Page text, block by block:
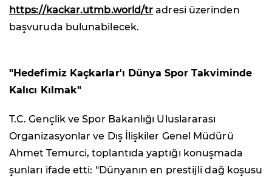
https://kackar.utmb.world/tr adresi üzerinden
başvuruda bulunabilecek.
"Hedefimiz Kaçkarlar'ı Dünya Spor Takviminde
Kalıcı Kılmak"
T.C. Gençlik ve Spor Bakanlığı Uluslararası
Organizasyonlar ve Dış İlişkiler Genel Müdürü
Ahmet Temurci, toplantıda yaptığı konuşmada
şunları ifade etti: "Dünyanın en prestijli dağ koşusu